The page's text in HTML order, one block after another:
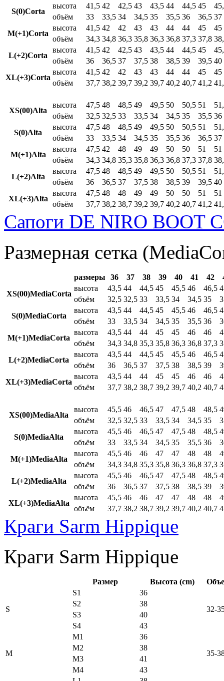
S(0)Corta
высота 41,5 42 42,5 43 43,5 44 44,5 45
объём
33 33,5 34 34,5 35 35,5 36 36,5 37
M(+1)Corta
высота 41,5 42 42 43 43 44 44 45
45
объём
34,3 34,8 36,3 35,8 36,3 36,8 37,3 37,8
L(+2)Corta
высота 41,5 42 42,5 43 43,5 44 44,5 45
объём
36 36,5 37 37,5 38 38,5 39 39,5 40
XL(+3)Corta
высота 41,5 42 42 43 43 44 44 45
45
объём
37,7 38,2 39,7 39,2 39,7 40,2 40,7 41,2
XS(00)Alta
высота 47,5 48 48,5 49 49,5 50 50,5 51
объём
32,5 32,5 33 33,5 34 34,5 35 35,5 36
S(0)Alta
высота 47,5 48 48,5 49 49,5 50 50,5 51
объём
33 33,5 34 34,5 35 35,5 36 36,5 37
M(+1)Alta
высота 47,5 42 48 49 49 50 50 51
51
объём
34,3 34,8 35,3 35,8 36,3 36,8 37,3 37,8
L(+2)Alta
высота 47,5 48 48,5 49 49,5 50 50,5 51
объём
36 36,5 37 37,5 38 38,5 39 39,5 40
XL(+3)Alta
высота 47,5 48 48 49 49 50 50 51
51
объём
37,7 38,2 38,7 39,2 39,7 40,2 40,7 41,2
Сапоги DE NIRO BOOT
Размерная сетка
размеры 36 37 38 39 40 41 42
XS(00)MediaCorta
высота 43,5 44 44,5 45 45,5 46 46,5
объём
32,5 32,5 33 33,5 34 34,5 35
S(0)MediaCorta
высота 43,5 44 44,5 45 45,5 46 46,5
объём
33 33,5 34 34,5 35 35,5 36
M(+1)MediaCorta
высота 43,5 44 44 45 45 46 46
объём
34,3 34,8 35,3 35,8 36,3 36,8 37,3
L(+2)MediaCorta
высота 43,5 44 44,5 45 45,5 46 46,5
объём
36 36,5 37 37,5 38 38,5 39
XL(+3)MediaCorta
высота 43,5 44 44 45 45 46 46
объём
37,7 38,2 38,7 39,2 39,7 40,2 40,7
XS(00)MediaAlta
высота 45,5 46 46,5 47 47,5 48 48,5
объём
32,5 32,5 33 33,5 34 34,5 35
S(0)MediaAlta
высота 45,5 46 46,5 47 47,5 48 48,5
объём
33 33,5 34 34,5 35 35,5 36
M(+1)MediaAlta
высота 45,5 46 46 47 47 48 48
объём
34,3 34,8 35,3 35,8 36,3 36,8 37,3
L(+2)MediaAlta
высота 45,5 46 46,5 47 47,5 48 48,5
объём
36 36,5 37 37,5 38 38,5 39
XL(+3)MediaAlta
высота 45,5 46 46 47 47 48 48
объём
37,7 38,2 38,7 39,2 39,7 40,2 40,7
Краги Sarm Hippique
Краги Sarm Hippique
Размер Высота (cm)
S
S1
36
32-
S2
38
S3
40
S4
43
M
M1
36
35-
M2
38
M3
41
M4
43